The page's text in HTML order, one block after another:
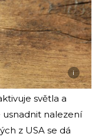
i
světla a
usnadnit nalezení
z USA se dá